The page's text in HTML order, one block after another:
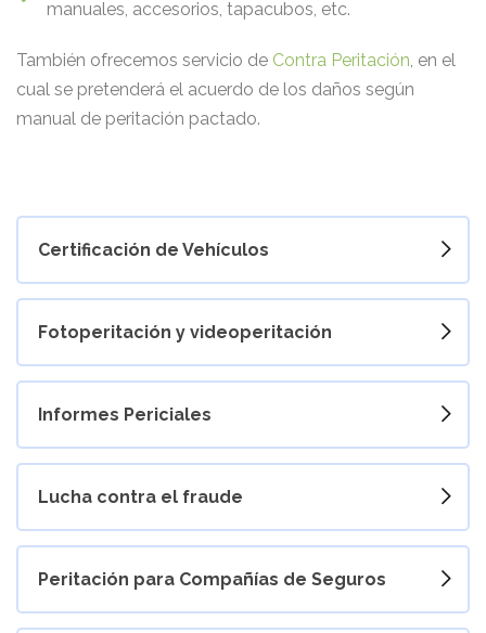
manuales, accesorios, tapacubos, etc.
También ofrecemos servicio de Contra Peritación, en el
cual se pretenderá el acuerdo de los daños según
manual de peritación pactado.
Certificación de Vehículos
Fotoperitación y videoperitación
Informes Periciales
Lucha contra el fraude
Peritación para Compañías de Seguros